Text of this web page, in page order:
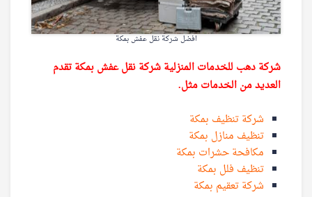
افضل شركة نقل عفش بمكة
شركة دهب للخدمات المنزلية شركة نقل عفش بمكة تقدم
العديد من الخدمات مثل.
شركة تنظيف بمكة
تنظيف منازل بمكة
مكافحة حشرات بمكة
تنظيف فلل بمكة
شركة تعقيم بمكة